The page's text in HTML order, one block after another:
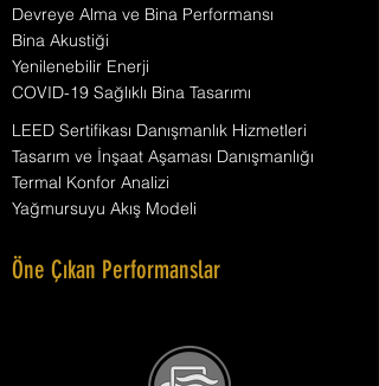
Devreye Alma ve Bina Performansı
Bina Akustiği
Yenilenebilir Enerji
COVID-19 Sağlıklı Bina Tasarımı
LEED Sertifikası Danışmanlık Hizmetleri
Tasarım ve İnşaat Aşaması Danışmanlığı
Termal Konfor Analizi
Yağmursuyu Akış Modeli
Öne Çıkan Performanslar